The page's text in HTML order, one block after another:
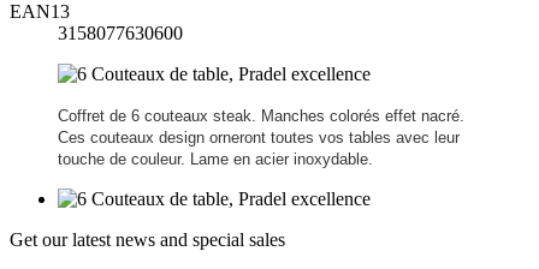
EAN13
3158077630600
Coffret de 6 couteaux steak. Manches colorés effet nacré.
Ces couteaux design orneront toutes vos tables avec leur
touche de couleur. Lame en acier inoxydable.
Get our latest news and special sales